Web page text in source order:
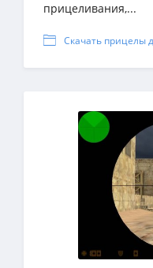
прицеливания,...
Скачать прицелы